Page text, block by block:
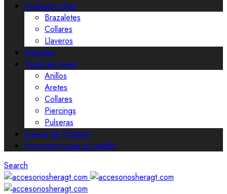
Grabado Láser
Brazaletes
Collares
Llaveros
Pañuelos
Todas las Joyas
Anillos
Aretes
Collares
Piercings
Pulseras
Joyería de Hombre
Accesorios para el cabello
Search